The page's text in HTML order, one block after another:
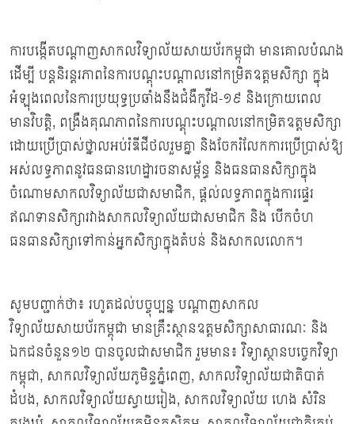
ការបង្កើតបណ្តាញសាកលវិទ្យាល័យសាយប័រកម្ពុជា មានគោលបំណង
ដើម្បី បន្តនិរន្តរភាពនៃការបណ្តុះបណ្តាលនៅកម្រិតឧត្ដមសិក្សា ក្នុង
អំឡុងពេលនៃការប្រយុទ្ធប្រឆាំងនឹងជំងឺកូវីដ-១៩ និងក្រោយពេល
មានវិបត្តិ, ពង្រឹងគុណភាពនៃការបណ្តុះបណ្តាលនៅកម្រិតឧត្តមសិក្សា
ដោយប្រើប្រាស់ថ្នាលអប់រំឌីជីថលរួមគ្នា និងចែករំលែកការប្រើប្រាស់ឱ្យ
អស់លទ្ធភាពនូវធនធានហេដ្ឋារចនាសម្ព័ន្ធ និងធនធានសិក្សាក្នុង
ចំណោមសាកលវិទ្យាល័យជាសមាជិក, ផ្ដល់លទ្ធភាពក្នុងការផ្ទេរ
ឥណទានសិក្សារវាងសាកលវិទ្យាល័យជាសមាជិក និង បើកចំហ
ធនធានសិក្សាទៅកាន់អ្នកសិក្សាក្នុងតំបន់ និងសាកលលោក។
សូមបញ្ជាក់ថា៖ រហូតដល់បច្ចុប្បន្ន បណ្ដាញសាកល
វិទ្យាល័យសាយប័រកម្ពុជា មានគ្រឹះស្ថានឧត្តមសិក្សាសាធារណៈ និង
ឯកជនចំនួន១២ បានចូលជាសមាជិក រួមមាន៖ វិទ្យាស្ថានបច្ចេកវិទ្យា
កម្ពុជា, សាកលវិទ្យាល័យភូមិន្ទភ្នំពេញ, សាកលវិទ្យាល័យជាតិបាត់
ដំបង, សាកលវិទ្យាល័យស្វាយរៀង, សាកលវិទ្យាល័យ ហេង សំរិន